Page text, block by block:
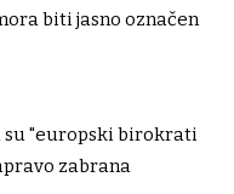
biti jasno označen
su "europski birokrati
zabrana